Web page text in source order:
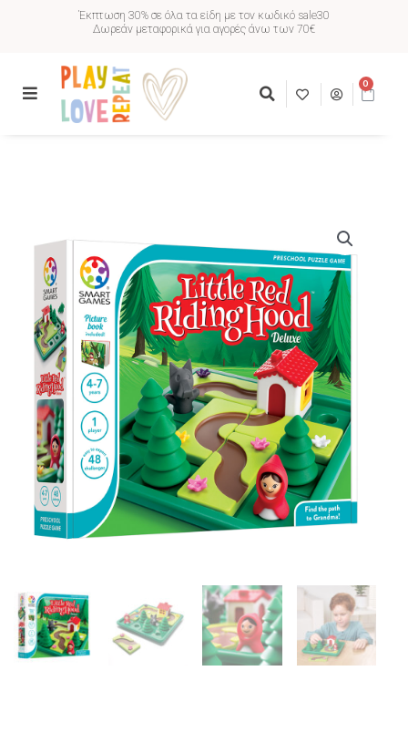
Έκπτωση 30% σε όλα τα είδη με τον κωδικό sale30
Δωρεάν μεταφορικά για αγορές άνω των 70€
0